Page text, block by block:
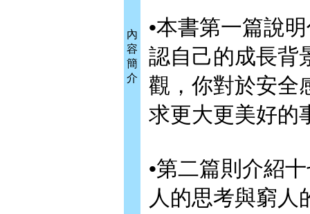
內
容
簡
介
•本書第一篇說
認自己的成長背
觀，你對於安全
求更大更美好的
•第二篇則介紹
人的思考與窮人